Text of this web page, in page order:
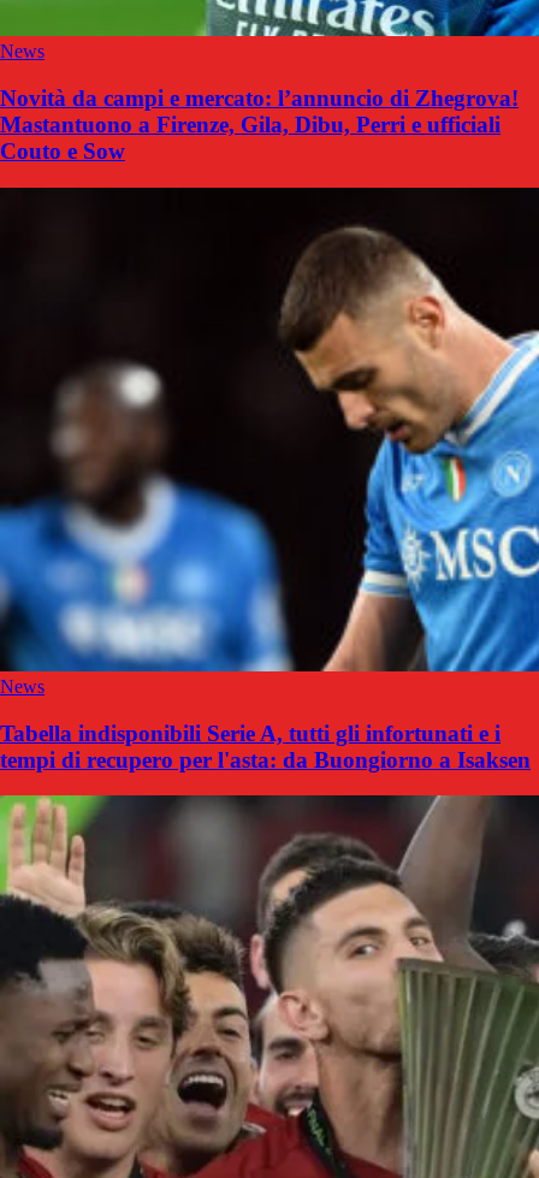
News
Novità da campi e mercato: l’annuncio di Zhegrova!
Mastantuono a Firenze, Gila, Dibu, Perri e ufficiali
Couto e Sow
News
Tabella indisponibili Serie A, tutti gli infortunati e i
tempi di recupero per l'asta: da Buongiorno a Isaksen